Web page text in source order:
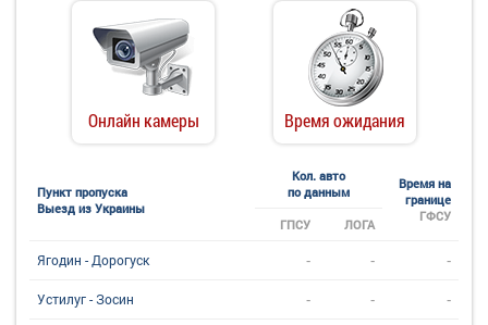
Онлайн камеры Время ожидания
Пункт пропуска
Выезд из Украины
Кол. авто
по данным
Время на
границе
ГФСУ
ГПСУ ЛОГА
Ягодин - Дорогуск - - -
Устилуг - Зосин - - -